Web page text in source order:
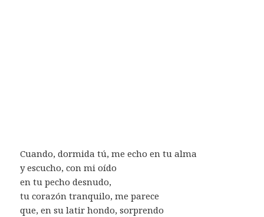
Cuando, dormida tú, me echo en tu alma
y escucho, con mi oído
en tu pecho desnudo,
tu corazón tranquilo, me parece
que, en su latir hondo, sorprendo